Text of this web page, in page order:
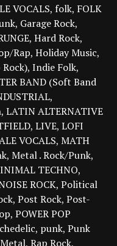
VOCALS folk FOLK
Garage Rock
Hard Rock
Rap Holiday Music
Indie Folk
BAND (Soft Band
LATIN ALTERNATIVE
LIVE LOFI
VOCALS MATH
Metal . Rock/Punk
TECHNO
ROCK Political
Post Rock Post-
POWER POP
punk Punk
Rap Rock